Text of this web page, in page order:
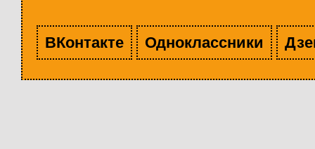
ВКонтакте Одноклассники